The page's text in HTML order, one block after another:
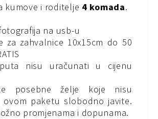
kumove i roditelje 4 komada.
na usb-u
za zahvalnice 10x15cm do 50
nisu uračunati u cijenu
posebne želje koje nisu
ovom paketu slobodno javite.
promjenama i dopunama.